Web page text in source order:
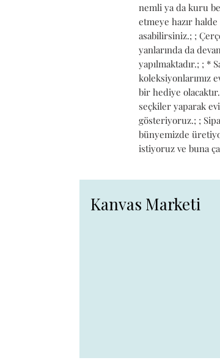
nemli ya da kuru
etmeye hazır halde
asabilirsiniz.; ;
yanlarında da
yapılmaktadır.; ; *
koleksiyonlarımız
bir hediye
seçkiler yaparak
gösteriyoruz.; ;
bünyemizde
istiyoruz ve buna
Kanvas Marketi